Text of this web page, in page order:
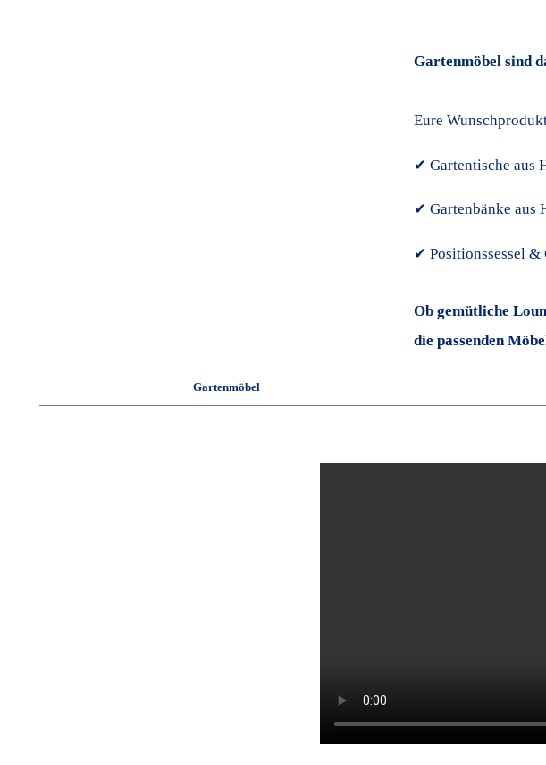
Gartenmöbel
Gartenmöbel sind
Eure
✔ Gartentische aus
✔ Gartenbänke aus
✔ Positionssessel &
Ob gemütliche
die passenden